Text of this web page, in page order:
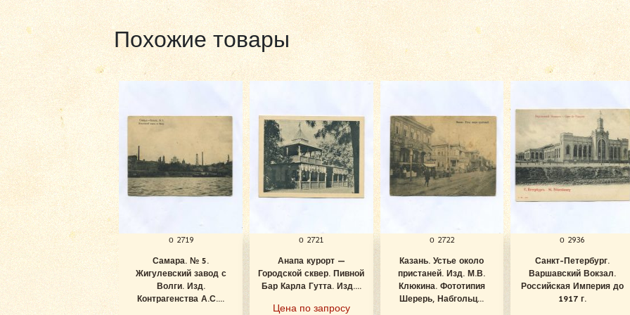
Похожие товары
о 2719
Самара. № 5.
Жигулевский завод с
Волги. Изд.
Контрагенства А.С....
о 2721
Анапа курорт —
Городской сквер. Пивной
Бар Карла Гутта. Изд....
Цена по запросу
о 2722
Казань. Устье около
пристаней. Изд. М.В.
Клюкина. Фототипия
Шерерь, Набгольц...
о 2936
Санкт-Петербург.
Варшавский Вокзал.
Российская Империя до
1917 г.